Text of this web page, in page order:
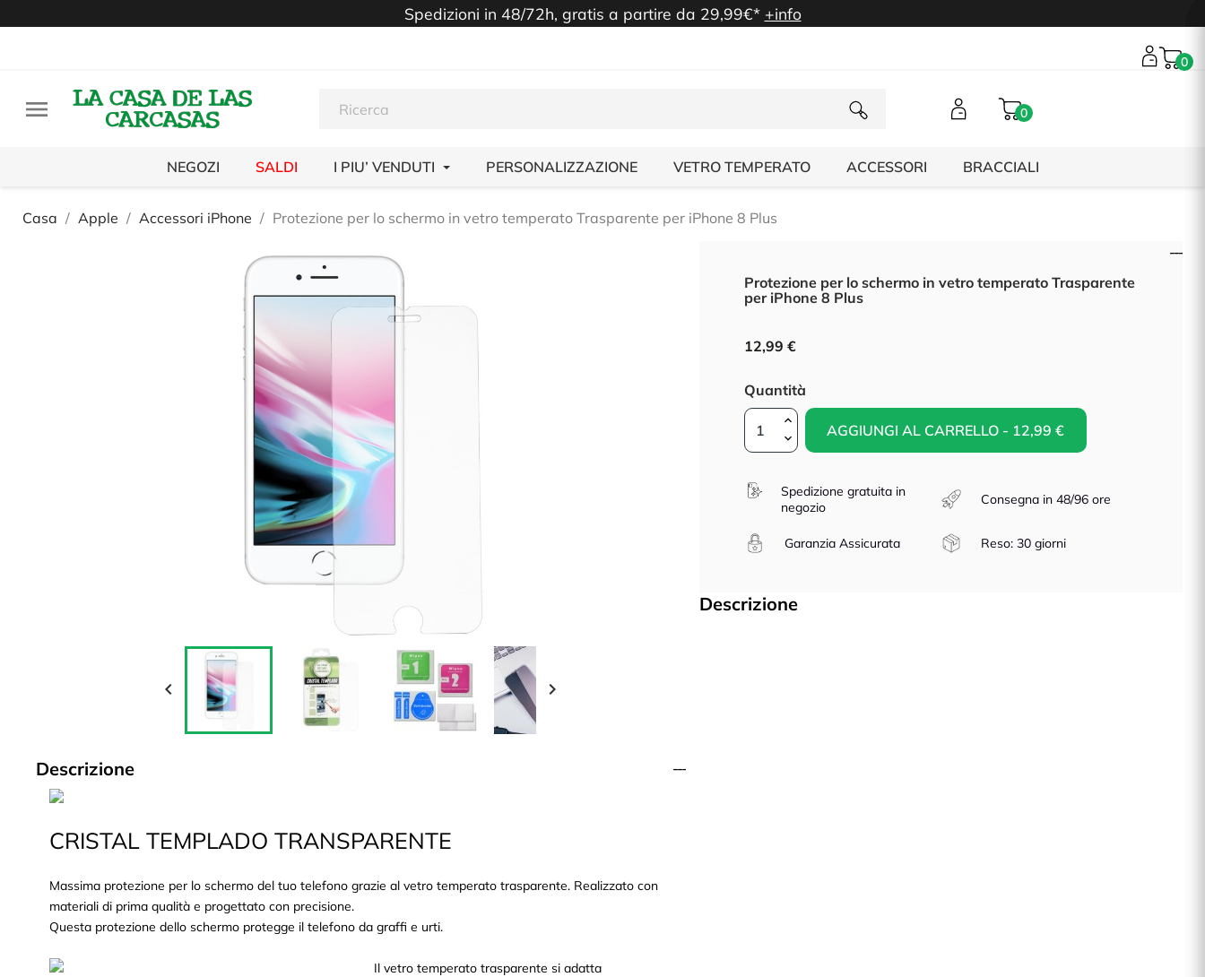
Spedizioni in 48/72h, gratis a partire da 29,99€* +info
0
 0
NEGOZI SALDI I PIU’ VENDUTI PERSONALIZZAZIONE VETRO TEMPERATO ACCESSORI BRACCIALI
Casa Apple Accessori iPhone Protezione per lo schermo in vetro temperato Trasparente per iPhone 8 Plus
 
Descrizione
CRISTAL TEMPLADO TRANSPARENTE
Massima protezione per lo schermo del tuo telefono grazie al vetro temperato trasparente. Realizzato con
materiali di prima qualità e progettato con precisione.
Questa protezione dello schermo protegge il telefono da graffi e urti.
Il vetro temperato trasparente si adatta
Protezione per lo schermo in vetro temperato Trasparente
per iPhone 8 Plus
12,99 €
Quantità
AGGIUNGI AL CARRELLO - 12,99 €
Spedizione gratuita in
negozio
Consegna in 48/96 ore
Garanzia Assicurata Reso: 30 giorni
Descrizione